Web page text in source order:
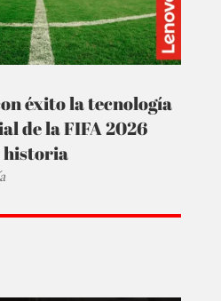
éxito la tecnología
de la FIFA 2026
historia